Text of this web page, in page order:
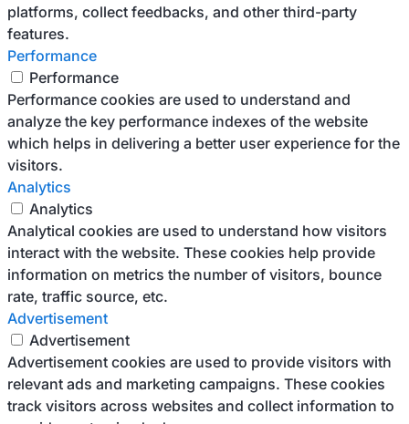
platforms, collect feedbacks, and other third-party
features.
Performance
Performance
Performance cookies are used to understand and
analyze the key performance indexes of the website
which helps in delivering a better user experience for the
visitors.
Analytics
Analytics
Analytical cookies are used to understand how visitors
interact with the website. These cookies help provide
information on metrics the number of visitors, bounce
rate, traffic source, etc.
Advertisement
Advertisement
Advertisement cookies are used to provide visitors with
relevant ads and marketing campaigns. These cookies
track visitors across websites and collect information to